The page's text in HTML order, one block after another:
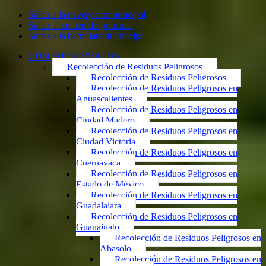
Saltar a la navegación principal
Saltar al contenido principal
Saltar a la barra lateral principal
BUSCAR SERVICIOS
Recolección de Residuos Peligrosos
Recolección de Residuos Peligrosos
Recolección de Residuos Peligrosos en
Aguascalientes
Recolección de Residuos Peligrosos en
Ciudad Madero
Recolección de Residuos Peligrosos en
Ciudad Victoria
Recolección de Residuos Peligrosos en
Cuernavaca
Recolección de Residuos Peligrosos en
Estado de México
Recolección de Residuos Peligrosos en
Guadalajara
Recolección de Residuos Peligrosos en
Guanajuato
Recolección de Residuos Peligrosos en
Abasolo
Recolección de Residuos Peligrosos en